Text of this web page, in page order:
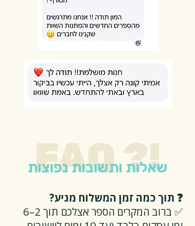
FAQ ?!
שאלות ותשובות נפוצות
❓ תוך כמה זמן המשלוח מגיע?
✅ ברוב המקרים הספר אצלכם תוך 2–6